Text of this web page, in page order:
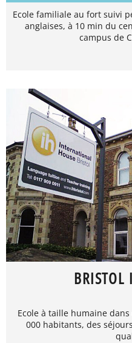
Ecole familiale au fort suivi
anglaises, à 10 min du
campus de
BRISTOL
Ecole à taille humaine
000 habitants, des